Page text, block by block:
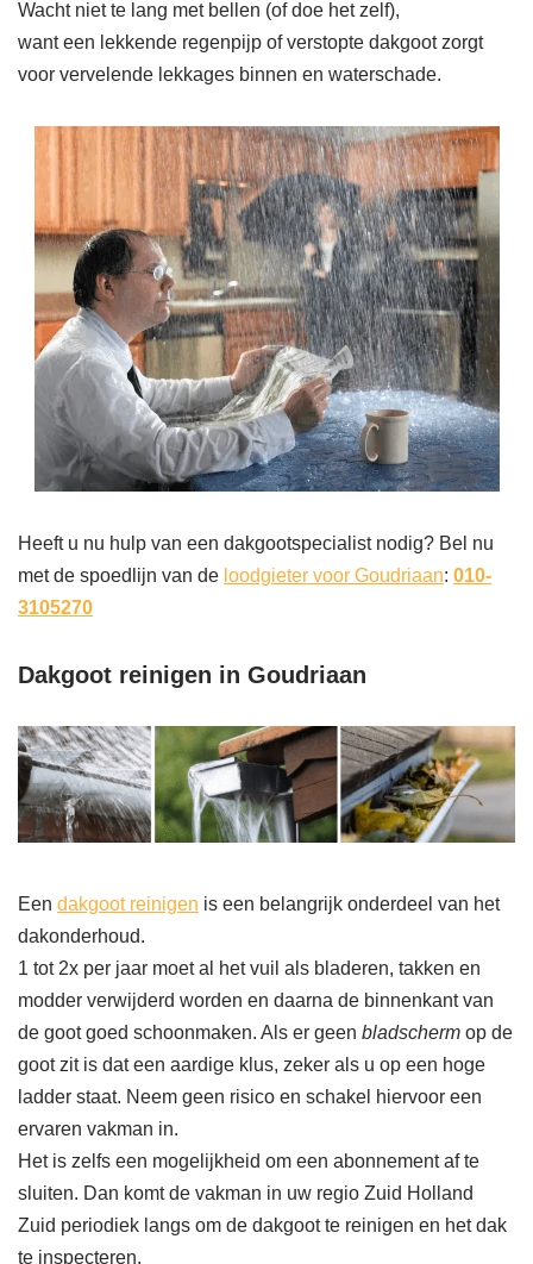
Wacht niet te lang met bellen (of doe het zelf),
want een lekkende regenpijp of verstopte dakgoot zorgt
voor vervelende lekkages binnen en waterschade.
Heeft u nu hulp van een dakgootspecialist nodig? Bel nu
met de spoedlijn van de loodgieter voor Goudriaan: 010-
3105270
Dakgoot reinigen in Goudriaan
Een dakgoot reinigen is een belangrijk onderdeel van het
dakonderhoud.
1 tot 2x per jaar moet al het vuil als bladeren, takken en
modder verwijderd worden en daarna de binnenkant van
de goot goed schoonmaken. Als er geen bladscherm op de
goot zit is dat een aardige klus, zeker als u op een hoge
ladder staat. Neem geen risico en schakel hiervoor een
ervaren vakman in.
Het is zelfs een mogelijkheid om een abonnement af te
sluiten. Dan komt de vakman in uw regio Zuid Holland
Zuid periodiek langs om de dakgoot te reinigen en het dak
te inspecteren.